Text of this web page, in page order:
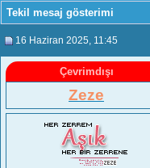
Tekil mesaj gösterimi
16 Haziran 2025 , 11:45
Çevrimdışı
Zeze